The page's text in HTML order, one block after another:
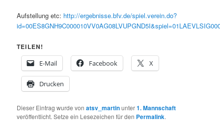
Aufstellung etc: http://ergebnisse.bfv.de/spiel.verein.do?
TEILEN!
E-Mail
Facebook X
Drucken
Dieser Eintrag wurde vonatsv_martinunter1. Mannschaft
veröffentlicht. Setze ein Lesezeichen für den Permalink.